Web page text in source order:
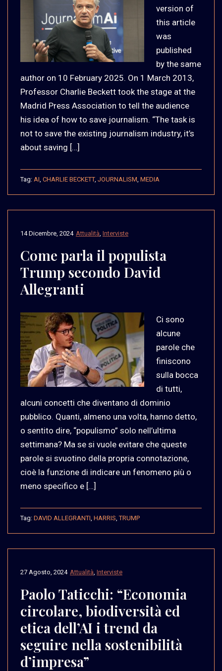
version of
this article
was
published
by the same
author on 10 February 2025. On 1 March 2013,
Professor Charlie Beckett took the stage at the
Madrid Press Association to tell the audience
his idea of how to save journalism. “The task is
not to save the existing journalism industry, it’s
about saving […]
Tag: AI CHARLIE BECKETT, JOURNALISM MEDIA
Attualità Interviste
14 Dicembre, 2024
Come parla il populista
Trump secondo David
Allegranti
Ci sono
alcune
parole che
finiscono
sulla bocca
di tutti,
alcuni concetti che diventano di dominio
pubblico. Quanti, almeno una volta, hanno detto,
o sentito dire, “populismo” solo nell’ultima
settimana? Ma se si vuole evitare che queste
parole si svuotino della propria connotazione,
cioè la funzione di indicare un fenomeno più o
meno specifico e […]
Tag: DAVID ALLEGRANTI HARRIS ,TRUMP
Attualità Interviste
27 Agosto, 2024
Paolo Taticchi: “Economia
circolare, biodiversità ed
etica dell’AI i trend da
seguire nella sostenibilità
d’impresa”